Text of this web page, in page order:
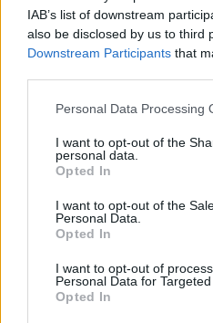
IAB’s list of downstream
also be disclosed by us to third
Downstream Participants that
Please note that this website/
not limited to your visit or
grant or deny consent to
use your data for below
consent section.
Personal Data Processing
I want to opt-out of the
personal data.
Opted In
I want to opt-out of the
Personal Data.
Opted In
I want to opt-out of
Personal Data for Targeted
Opted In
Felhasználónév
Elfelejtette jelszavát?
Kertészeti, kerti termékek
KERTÉSZ ÉS